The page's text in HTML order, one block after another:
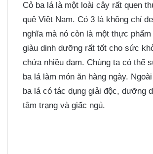
Cỏ ba lá là một loài cây rất quen
quê Việt Nam. Cỏ 3 lá không chỉ
nghĩa mà nó còn là một thực phẩm
giàu dinh dưỡng rất tốt cho sức
chứa nhiều đạm. Chúng ta có thể
ba lá làm món ăn hàng ngày.
ba lá có tác dụng giải độc, dưỡng
tâm trạng và giấc ngủ.